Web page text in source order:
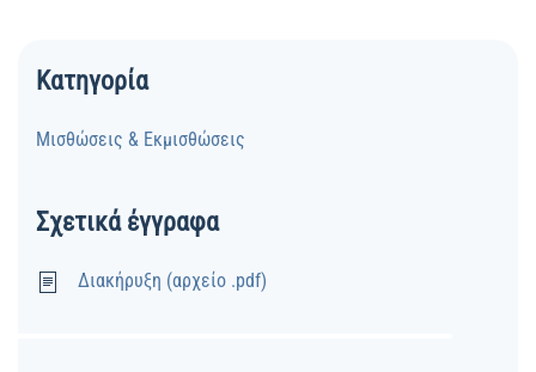
Κατηγορία
Μισθώσεις & Εκμισθώσεις
Σχετικά έγγραφα
Διακήρυξη (αρχείο .pdf)